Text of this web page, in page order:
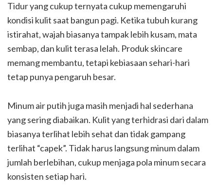
Tidur yang cukup ternyata cukup memengaruhi
kondisi kulit saat bangun pagi. Ketika tubuh kurang
istirahat, wajah biasanya tampak lebih kusam, mata
sembap, dan kulit terasa lelah. Produk skincare
memang membantu, tetapi kebiasaan sehari-hari
tetap punya pengaruh besar.
Minum air putih juga masih menjadi hal sederhana
yang sering diabaikan. Kulit yang terhidrasi dari dalam
biasanya terlihat lebih sehat dan tidak gampang
terlihat “capek”. Tidak harus langsung minum dalam
jumlah berlebihan, cukup menjaga pola minum secara
konsisten setiap hari.